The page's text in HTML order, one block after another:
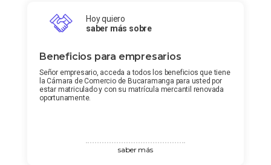
Hoy quiero
saber más sobre
Beneficios para empresarios
Señor empresario, acceda a todos los beneficios que tiene
la Cámara de Comercio de Bucaramanga para usted por
estar matriculado y con su matrícula mercantil renovada
oportunamente.
saber más